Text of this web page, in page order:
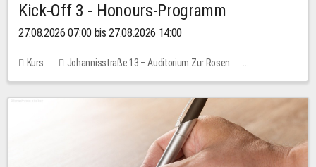
Kick-Off 3 - Honours-Programm
27.08.2026 07:00 bis 27.08.2026 14:00
Kurs
Johannisstraße 13 – Auditorium Zur Rosen
11 Plätze